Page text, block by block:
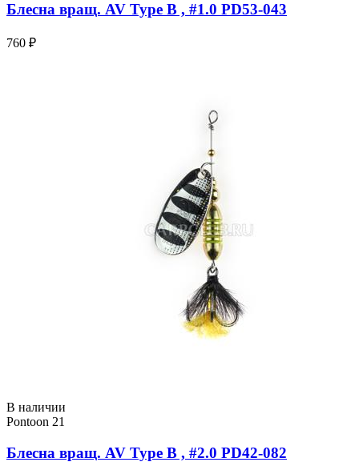
Блесна вращ. AV Type B , #1.0 PD53-043
760 ₽
В наличии
Pontoon 21
Блесна вращ. AV Type B , #2.0 PD42-082